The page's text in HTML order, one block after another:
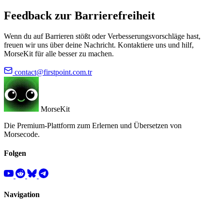
Feedback zur Barrierefreiheit
Wenn du auf Barrieren stößt oder Verbesserungsvorschläge hast,
freuen wir uns über deine Nachricht. Kontaktiere uns und hilf,
MorseKit für alle besser zu machen.
contact@firstpoint.com.tr
MorseKit
Die Premium-Plattform zum Erlernen und Übersetzen von
Morsecode.
Folgen
Navigation